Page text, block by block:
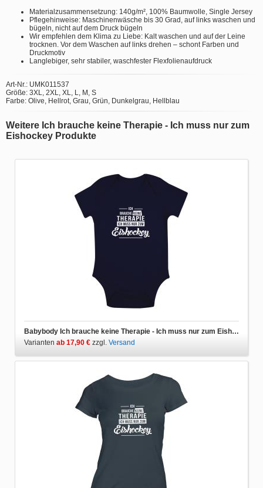
Materialzusammensetzung: 140g/m², 100% Baumwolle, Single Jersey
Pflegehinweise: Maschinenwäsche bis 30 Grad, auf links waschen und
bügeln, nicht auf dem Druck bügeln
Wir empfehlen dem Klima zu Liebe: Kalt waschen und auf der Leine
trocknen. Vor dem Waschen auf links drehen – schont Farben und
Druckmotiv
Langlebiger, sehr stabiler, waschfester Flexfolienaufdruck
Art-Nr.: UMK011537
Größe: 3XL, 2XL, XL, L, M, S
Farbe: Olive, Hellrot, Grau, Grün, Dunkelgrau, Hellblau
Weitere Ich brauche keine Therapie - Ich muss nur zum
Eishockey Produkte
Babybody Ich brauche keine Therapie - Ich muss nur zum Eishockey
Varianten ab 17,90 € zzgl. Versand